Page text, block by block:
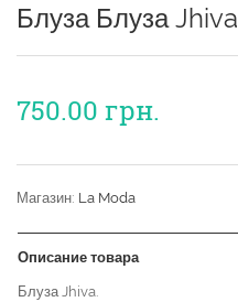
Блуза Блуза Jhiva
750.00 грн.
Магазин: La Moda
Описание товара
Блуза Jhiva.